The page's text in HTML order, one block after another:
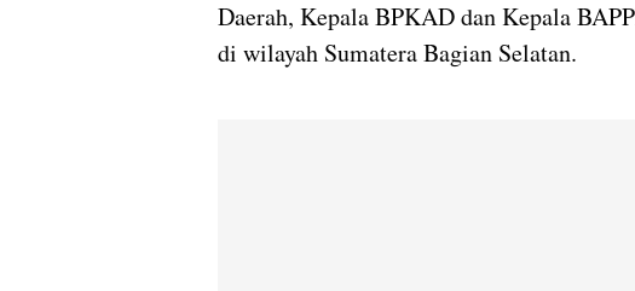
Daerah, Kepala BPKAD dan Kepala
di wilayah Sumatera Bagian Selatan.